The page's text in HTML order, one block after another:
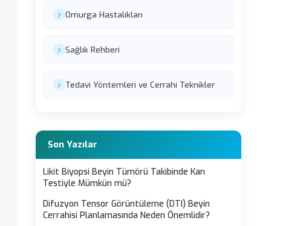
Omurga Hastalıkları
Sağlık Rehberi
Tedavi Yöntemleri ve Cerrahi Teknikler
Son Yazılar
Likit Biyopsi Beyin Tümörü Takibinde Kan
Testiyle Mümkün mü?
Difuzyon Tensor Görüntüleme (DTI) Beyin
Cerrahisi Planlamasında Neden Önemlidir?